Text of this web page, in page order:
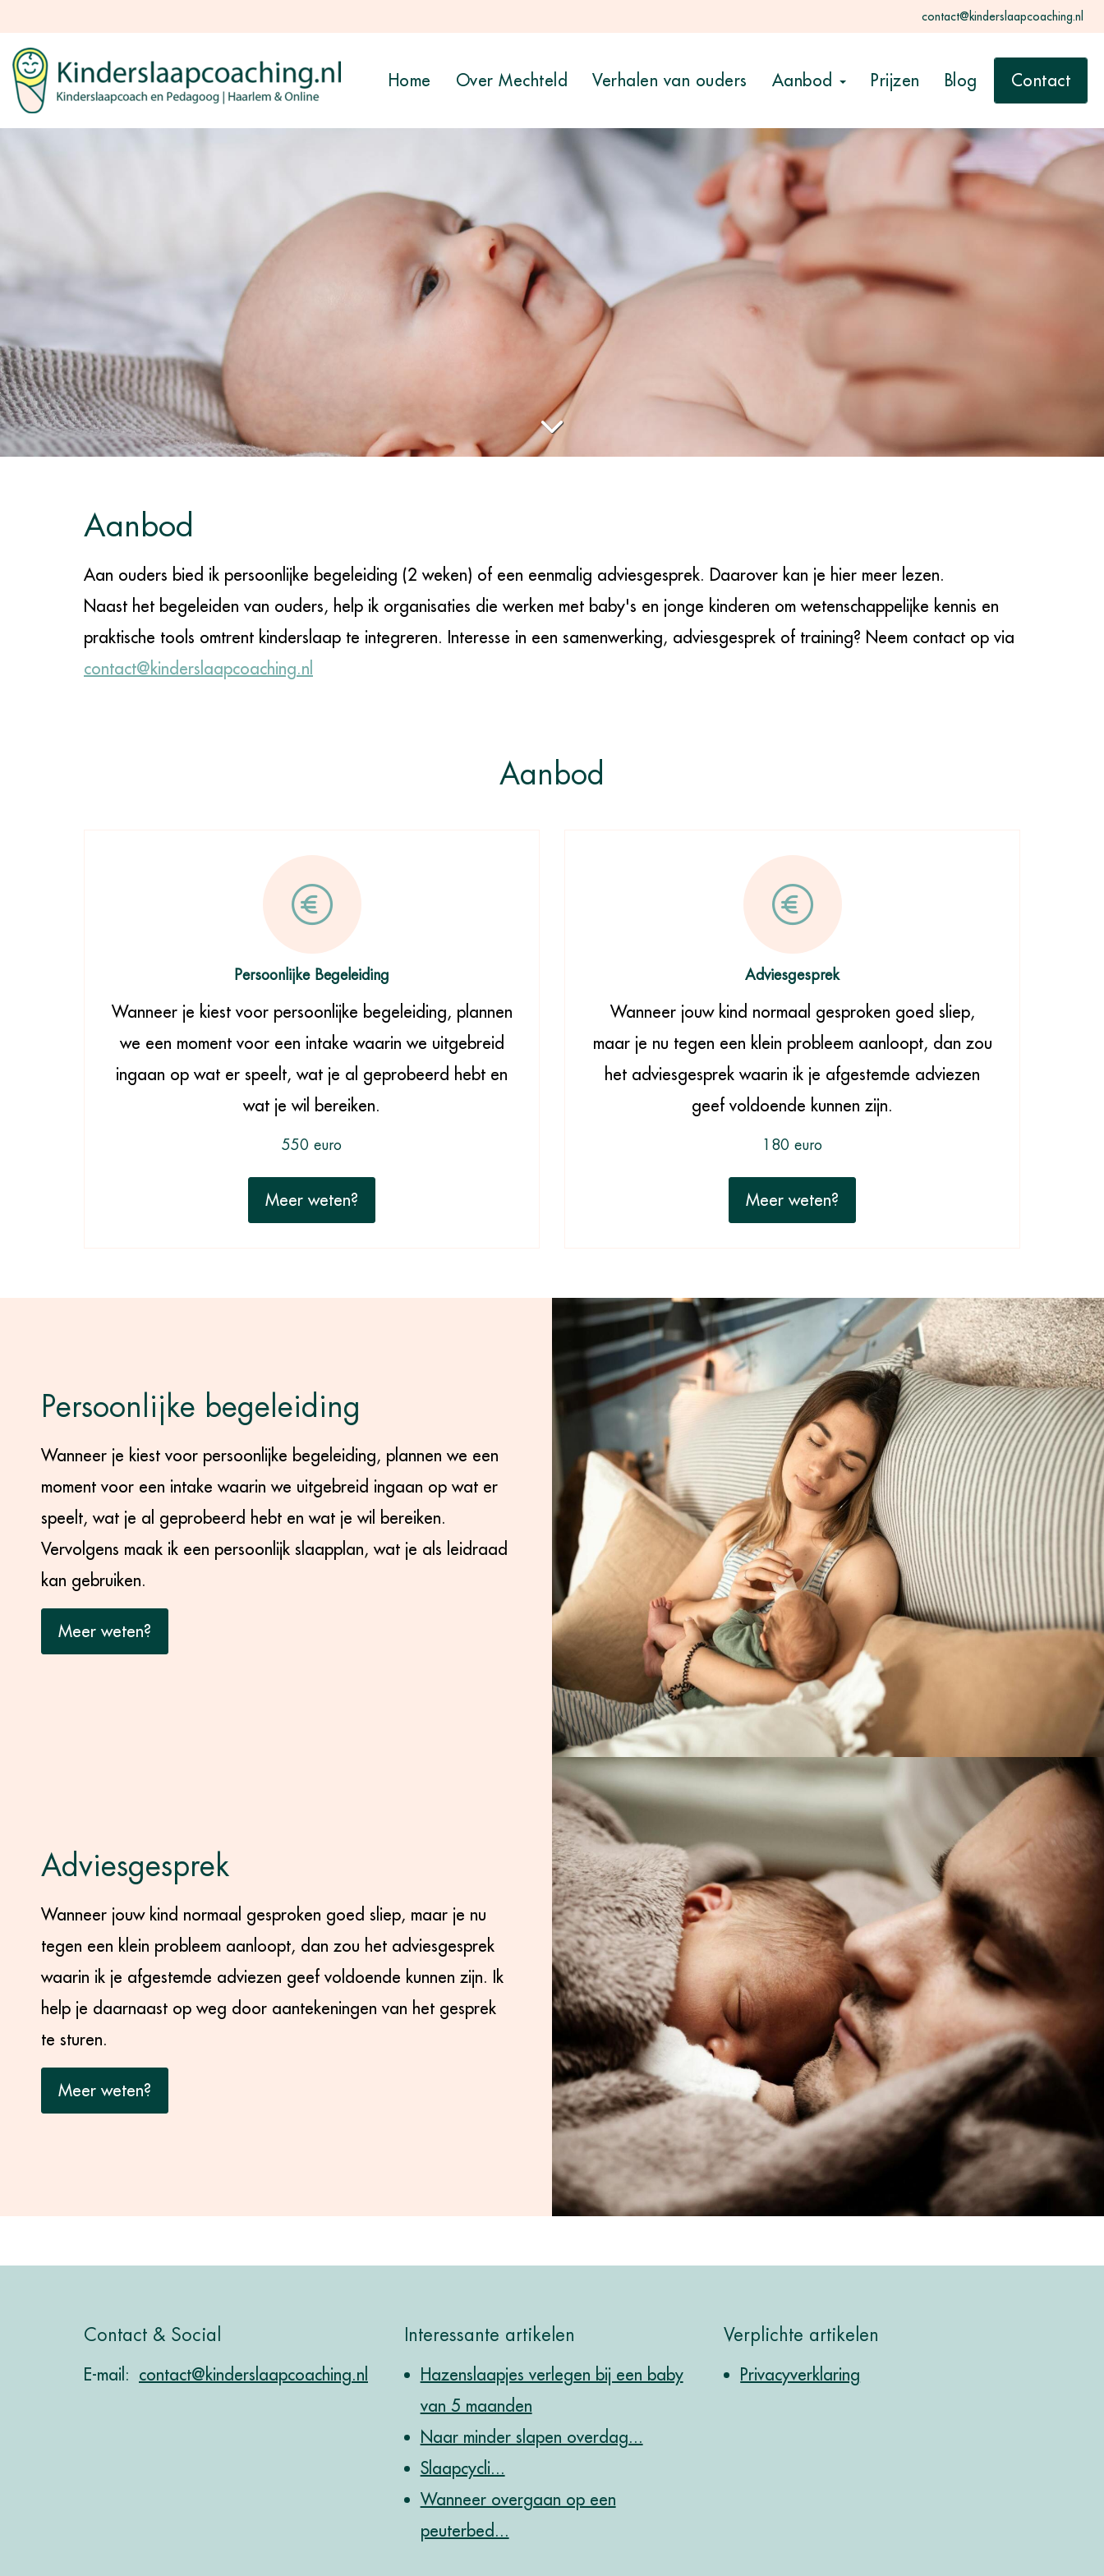
contact@kinderslaapcoaching.nl
Home Over Mechteld Verhalen van ouders Aanbod Prijzen Blog Contact
Aanbod
Aan ouders bied ik persoonlijke begeleiding (2 weken) of een eenmalig adviesgesprek. Daarover kan je hier meer lezen.
Naast het begeleiden van ouders, help ik organisaties die werken met baby's en jonge kinderen om wetenschappelijke kennis en
praktische tools omtrent kinderslaap te integreren. Interesse in een samenwerking, adviesgesprek of training? Neem contact op via
contact@kinderslaapcoaching.nl
Aanbod
Persoonlijke Begeleiding
Wanneer je kiest voor persoonlijke begeleiding, plannen
we een moment voor een intake waarin we uitgebreid
ingaan op wat er speelt, wat je al geprobeerd hebt en
wat je wil bereiken.
550 euro
Meer weten?
Adviesgesprek
Wanneer jouw kind normaal gesproken goed sliep,
maar je nu tegen een klein probleem aanloopt, dan zou
het adviesgesprek waarin ik je afgestemde adviezen
geef voldoende kunnen zijn.
180 euro
Meer weten?
Persoonlijke begeleiding
Wanneer je kiest voor persoonlijke begeleiding, plannen we een
moment voor een intake waarin we uitgebreid ingaan op wat er
speelt, wat je al geprobeerd hebt en wat je wil bereiken.
Vervolgens maak ik een persoonlijk slaapplan, wat je als leidraad
kan gebruiken.
Meer weten?
Adviesgesprek
Wanneer jouw kind normaal gesproken goed sliep, maar je nu
tegen een klein probleem aanloopt, dan zou het adviesgesprek
waarin ik je afgestemde adviezen geef voldoende kunnen zijn. Ik
help je daarnaast op weg door aantekeningen van het gesprek
te sturen.
Meer weten?
Contact & Social
E-mail: contact@kinderslaapcoaching.nl
Interessante artikelen
Hazenslaapjes verlegen bij een baby
van 5 maanden
Naar minder slapen overdag...
Slaapcycli...
Wanneer overgaan op een
peuterbed...
Verplichte artikelen
Privacyverklaring